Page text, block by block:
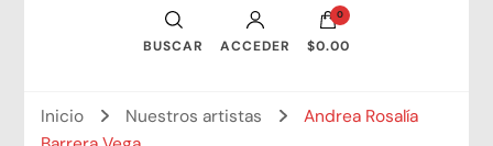
BUSCAR ACCEDER
0
$0.00
Inicio Nuestros artistas
Andrea Rosalía